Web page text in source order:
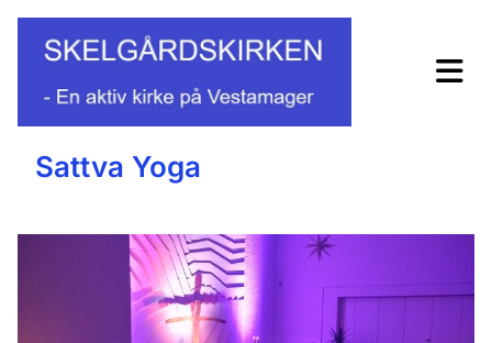
Sattva Yoga